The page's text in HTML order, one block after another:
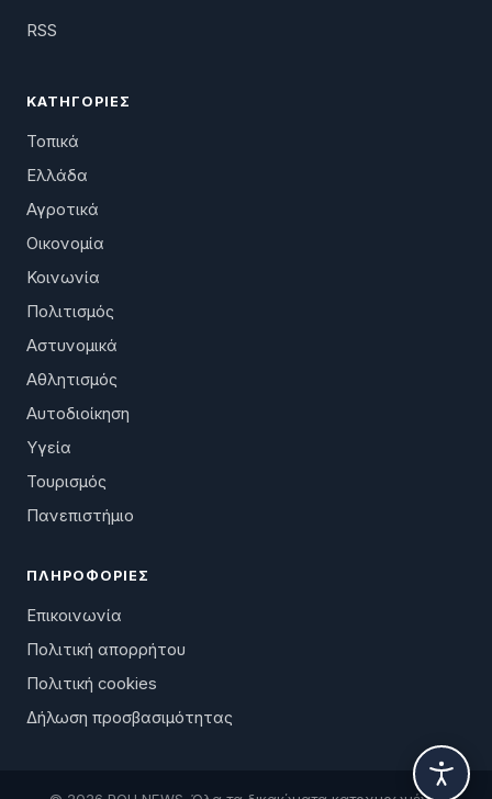
RSS
ΚΑΤΗΓΟΡΊΕΣ
Τοπικά
Ελλάδα
Αγροτικά
Οικονομία
Κοινωνία
Πολιτισμός
Αστυνομικά
Αθλητισμός
Αυτοδιοίκηση
Υγεία
Τουρισμός
Πανεπιστήμιο
ΠΛΗΡΟΦΟΡΊΕΣ
Επικοινωνία
Πολιτική απορρήτου
Πολιτική cookies
Δήλωση προσβασιμότητας